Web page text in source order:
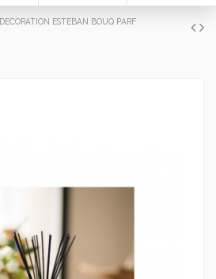
DECORATION ESTEBAN BOUQ PARF